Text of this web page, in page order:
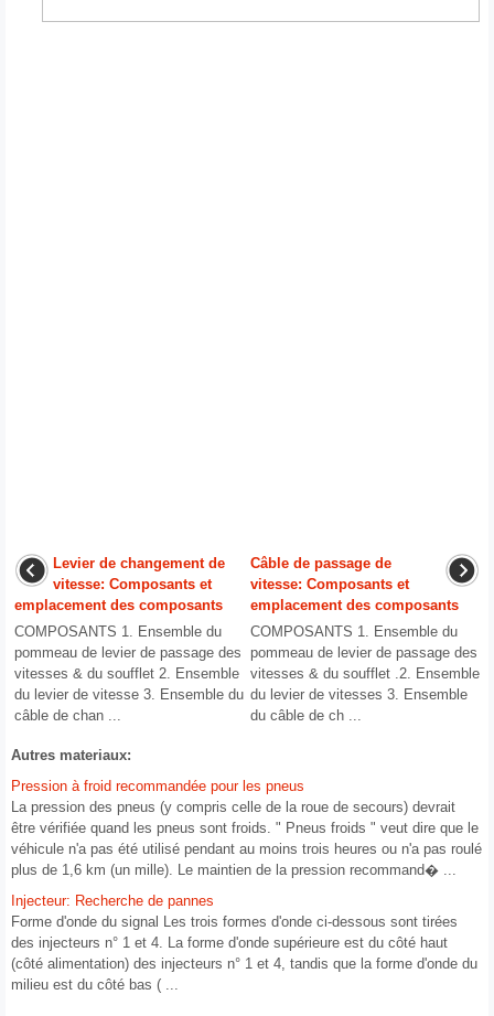
Levier de changement de
vitesse: Composants et
emplacement des composants
COMPOSANTS 1. Ensemble du
pommeau de levier de passage des
vitesses & du soufflet 2. Ensemble
du levier de vitesse 3. Ensemble du
câble de chan ...
Câble de passage de
vitesse: Composants et
emplacement des composants
COMPOSANTS 1. Ensemble du
pommeau de levier de passage des
vitesses & du soufflet .2. Ensemble
du levier de vitesses 3. Ensemble
du câble de ch ...
Autres materiaux:
Pression à froid recommandée pour les pneus
La pression des pneus (y compris celle de la roue de secours) devrait
être vérifiée quand les pneus sont froids. " Pneus froids " veut dire que le
véhicule n'a pas été utilisé pendant au moins trois heures ou n'a pas roulé
plus de 1,6 km (un mille). Le maintien de la pression recommand� ...
Injecteur: Recherche de pannes
Forme d'onde du signal Les trois formes d'onde ci-dessous sont tirées
des injecteurs n° ​​1 et 4. La forme d'onde supérieure est du côté haut
(côté alimentation) des injecteurs n° ​​1 et 4, tandis que la forme d'onde du
milieu est du côté bas ( ...